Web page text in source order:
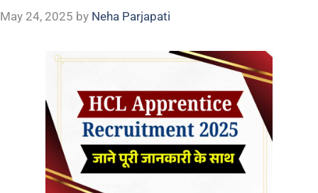
May 24, 2025 by Neha Parjapati